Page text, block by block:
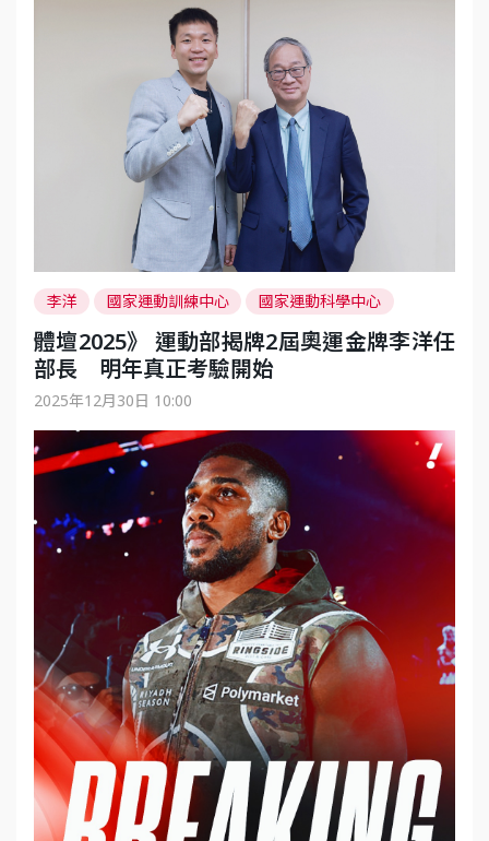
李洋 國家運動訓練中心
國家運動科學中心
運動部
中華民國運動部
國家運動產業發展中心
運動部全民運動署
體壇2025》 運動部揭牌2屆奧運金牌李洋任
部長 明年真正考驗開始
2025年12月30日 10:00